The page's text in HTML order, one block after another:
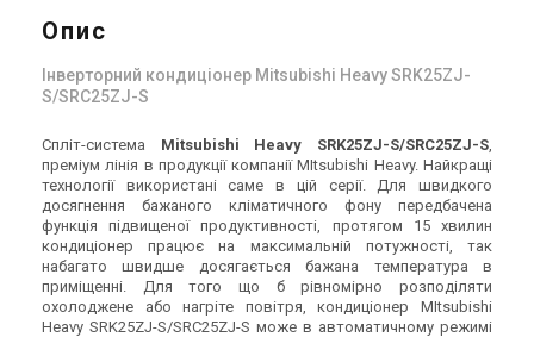
Опис
Інверторний кондиціонер Mitsubishi Heavy SRK25ZJ-
S/SRC25ZJ-S
Спліт-система Mitsubishi Heavy SRK25ZJ-S/SRC25ZJ-S,
преміум лінія в продукції компанії MItsubishi Heavy. Найкращі
технології використані саме в цій серії. Для швидкого
досягнення бажаного кліматичного фону передбачена
функція підвищеної продуктивності, протягом 15 хвилин
кондиціонер працює на максимальній потужності, так
набагато швидше досягається бажана температура в
приміщенні. Для того що б рівномірно розподіляти
охолоджене або нагріте повітря, кондиціонер MItsubishi
Heavy SRK25ZJ-S/SRC25ZJ-S може в автоматичному режимі